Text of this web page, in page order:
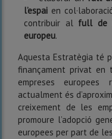
l’espai en
contribuir al full de
europeu.
Aquesta Estratègia té
finançament privat en
empreses
actualment és
creixement de les
promoure l’adopció
europees per part de